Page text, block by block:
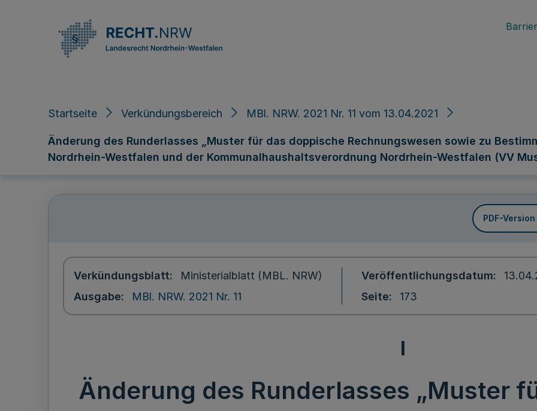
Startseite Verkündungsbereich MBl. NRW. 2021 Nr. 11 vom 13.04.2021
Änderung des Runderlasses „Muster für das doppische Rechnungswesen sowie zu
Nordrhein-Westfalen und der Kommunalhaushaltsverordnung Nordrhein-Westfalen (VV
PDF-
Verkündungsblatt
Ministerialblatt (MBL. NRW)
Ausgabe
MBl. NRW. 2021 Nr. 11
Veröffentlichungsdatum
Seite
173
I
Änderung des Runderlasses „Muster